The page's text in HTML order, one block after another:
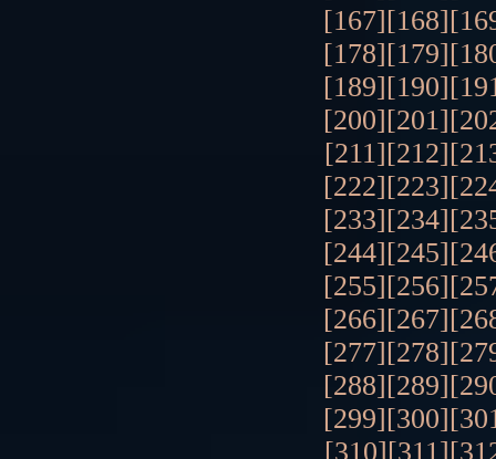
[167][168]
[178][179]
[189][190]
[200][201]
[211][212]
[222][223]
[233][234]
[244][245]
[255][256]
[266][267]
[277][278]
[288][289]
[299][300]
[310][311]